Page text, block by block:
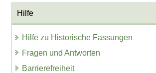
Hilfe
Hilfe zu Historische Fassungen
Fragen und Antworten
Barrierefreiheit